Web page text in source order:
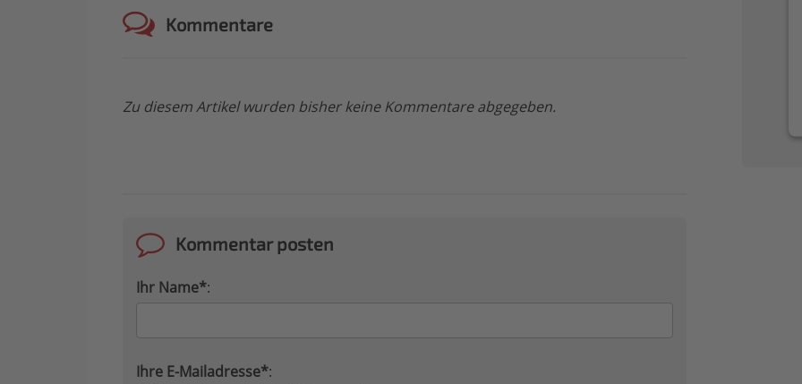
Kommentare
Zu diesem Artikel wurden bisher keine Kommentare abgegeben.
Kommentar posten
Ihr Name*:
Ihre E-Mailadresse*: